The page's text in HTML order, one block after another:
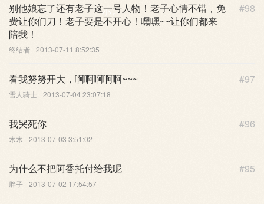
示。 #98
别他娘忘了还有老子这一号人物！老子心情不错，免
费让你们刀！老子要是不开心！嘿嘿~~让你们都来
陪我！
终结者 2013-07-11 8:52:35
#97
看我努努开大，啊啊啊啊啊~~~
雪人骑士 2013-07-04 23:07:18
#96
我哭死你
木木 2013-07-03 3:51:02
#95
为什么不把阿香托付给我呢
胖子 2013-07-02 17:54:57